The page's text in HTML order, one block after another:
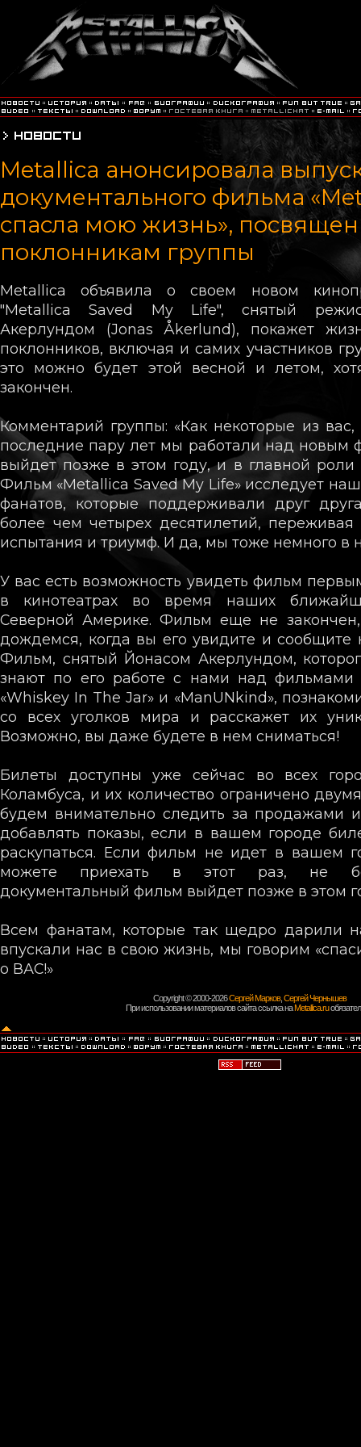
Metallica анонсировала
документального фильма
спасла мою жизнь»,
поклонникам группы
Metallica объявила о своем новом
"Metallica Saved My Life", снятый
Акерлундом (Jonas Åkerlund), покажет
поклонников, включая и самих участников
это можно будет этой весной и летом,
закончен.
Комментарий группы: «Как некоторые из
последние пару лет мы работали над новым
выйдет позже в этом году, и в главной
Фильм «Metallica Saved My Life» исследует
фанатов, которые поддерживали друг
более чем четырех десятилетий, переживая
испытания и триумф. И да, мы тоже немного в
У вас есть возможность увидеть фильм
в кинотеатрах во время наших
Северной Америке. Фильм еще не
дождемся, когда вы его увидите и сообщите
Фильм, снятый Йонасом Акерлундом,
знают по его работе с нами над фильмами
«Whiskey In The Jar» и «ManUNkind»,
со всех уголков мира и расскажет их
Возможно, вы даже будете в нем сниматься!
Билеты доступны уже сейчас во всех
Коламбуса, и их количество ограничено
будем внимательно следить за продажами
добавлять показы, если в вашем городе
раскупаться. Если фильм не идет в вашем
можете приехать в этот раз, не
документальный фильм выйдет позже в этом
Всем фанатам, которые так щедро дарили
впускали нас в свою жизнь, мы говорим
о ВАС!»
Copyright © 2000-2026Сергей Марков, Сергей Чернышев
При использовании материалов сайта ссылка наMetallica.ru